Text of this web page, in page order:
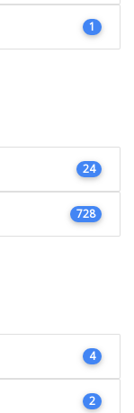
1
24
728
4
2